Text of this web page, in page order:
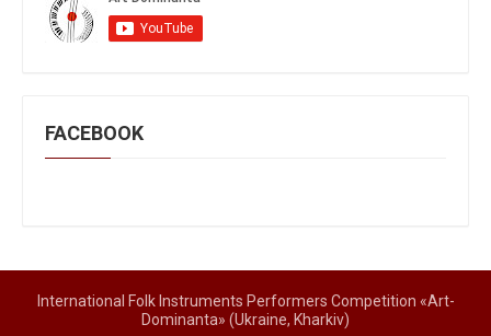
FACEBOOK
International Folk Instruments Performers Competition «Art-
Dominanta» (Ukraine, Kharkiv)